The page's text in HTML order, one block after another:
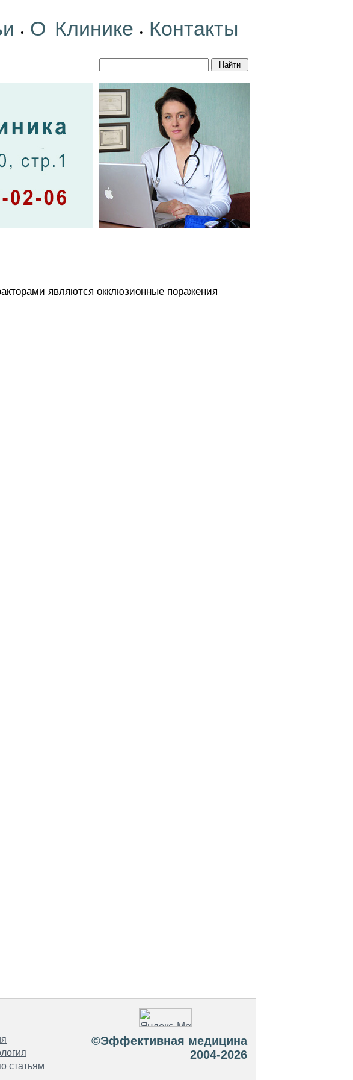
• О Клинике • Контакты
являются окклюзионные поражения
статьям
©Эффективная медицина
2004-2026